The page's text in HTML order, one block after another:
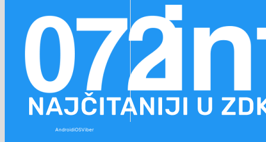
AndroidiOSViber